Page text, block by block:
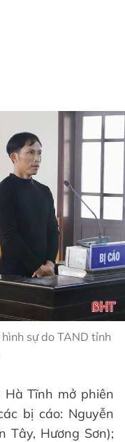
sự do TAND tỉnh
Hà Tĩnh mở phiên
bị cáo: Nguyễn
Tây, Hương Sơn);